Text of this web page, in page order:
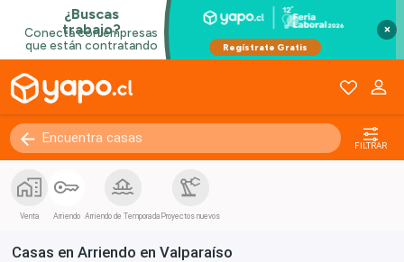
×
FILTRAR
Venta Arriendo Arriendo de Temporada Proyectos nuevos
Casas en Arriendo en Valparaíso